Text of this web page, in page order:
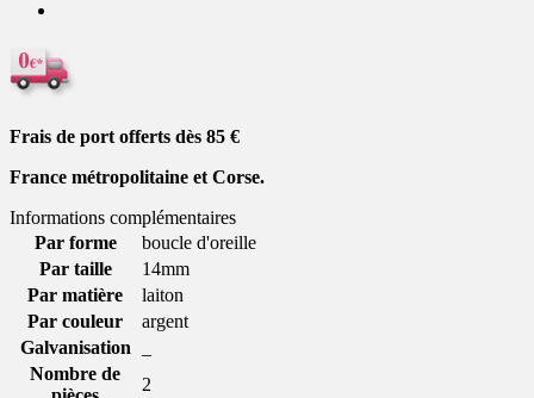
Frais de port offerts dès 85 €
France métropolitaine et Corse.
Informations complémentaires
Par forme
boucle d'oreille
Par taille
14mm
Par matière
laiton
Par couleur
argent
Galvanisation
Nombre de
2